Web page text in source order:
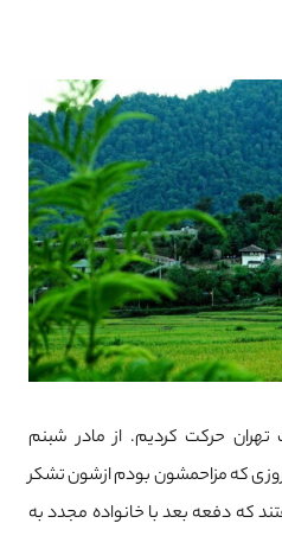
به سمت تهران حرکت کردیم. از مادر شبنم
که مزاحمشون بودم ازشون تشکر
که دفعه بعد با خانواده مجدد به